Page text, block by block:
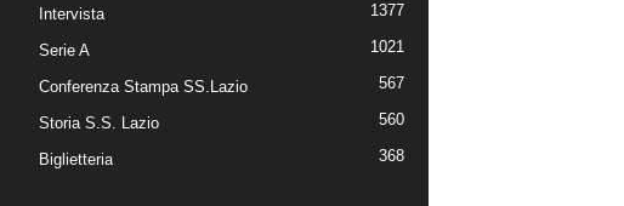
Intervista 1377
Serie A 1021
Conferenza Stampa SS.Lazio 567
Storia S.S. Lazio 560
Biglietteria 368